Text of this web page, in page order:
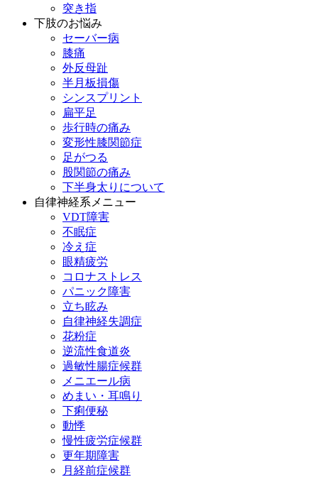
突き指
下肢のお悩み
セーバー病
膝痛
外反母趾
半月板損傷
シンスプリント
扁平足
歩行時の痛み
変形性膝関節症
足がつる
股関節の痛み
下半身太りについて
自律神経系メニュー
VDT障害
不眠症
冷え症
眼精疲労
コロナストレス
パニック障害
立ち眩み
自律神経失調症
花粉症
逆流性食道炎
過敏性腸症候群
メニエール病
めまい・耳鳴り
下痢便秘
動悸
慢性疲労症候群
更年期障害
月経前症候群